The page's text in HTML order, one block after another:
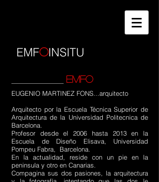
EMFOINSITU
EMFO
EUGENIO MARTINEZ FONS...arquitecto
Arquitecto por la Escuela Técnica Superior de
Arquitectura de la Universidad Politecnica de
Barcelona.
Profesor desde el 2006 hasta 2013 en la
Escuela de Diseño Elisava, Universidad
Pompeu Fabra, Barcelona.
En la actualidad, reside con un pie en la
peninsula y otro en Canarias.
Compagina sus dos pasiones, la arquitectura